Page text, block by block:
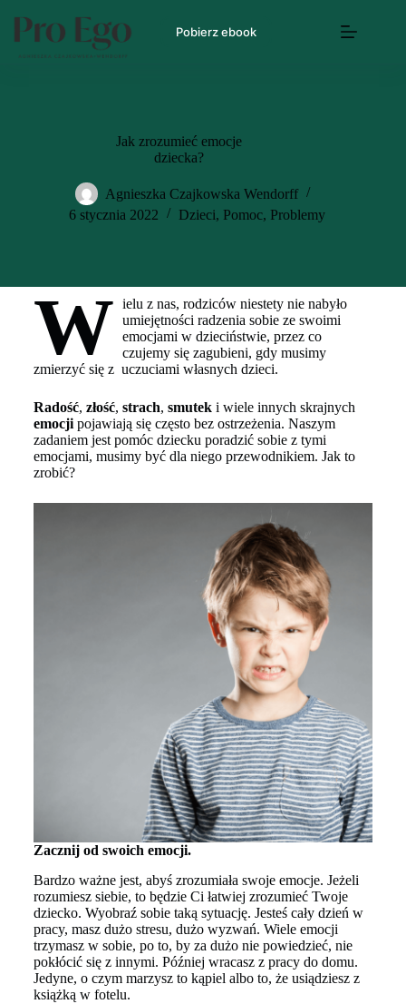
Pobierz ebook
Jak zrozumieć emocje
dziecka?
Agnieszka Czajkowska Wendorff
6 stycznia 2022
Dzieci, Pomoc, Problemy
W ielu z nas, rodziców niestety nie nabyło
umiejętności radzenia sobie ze swoimi
emocjami w dzieciństwie, przez co
czujemy się zagubieni, gdy musimy
zmierzyć się z uczuciami własnych dzieci.
Radość, złość, strach, smuteki wiele innych skrajnych
emocjipojawiają się często bez ostrzeżenia. Naszym
zadaniem jest pomóc dziecku poradzić sobie z tymi
emocjami, musimy być dla niego przewodnikiem. Jak to
zrobić?
Zacznij od swoich emocji.
Bardzo ważne jest, abyś zrozumiała swoje emocje. Jeżeli
rozumiesz siebie, to będzie Ci łatwiej zrozumieć Twoje
dziecko. Wyobraź sobie taką sytuację. Jesteś cały dzień w
pracy, masz dużo stresu, dużo wyzwań. Wiele emocji
trzymasz w sobie, po to, by za dużo nie powiedzieć, nie
pokłócić się z innymi. Później wracasz z pracy do domu.
Jedyne, o czym marzysz to kąpiel albo to, że usiądziesz z
książką w fotelu.